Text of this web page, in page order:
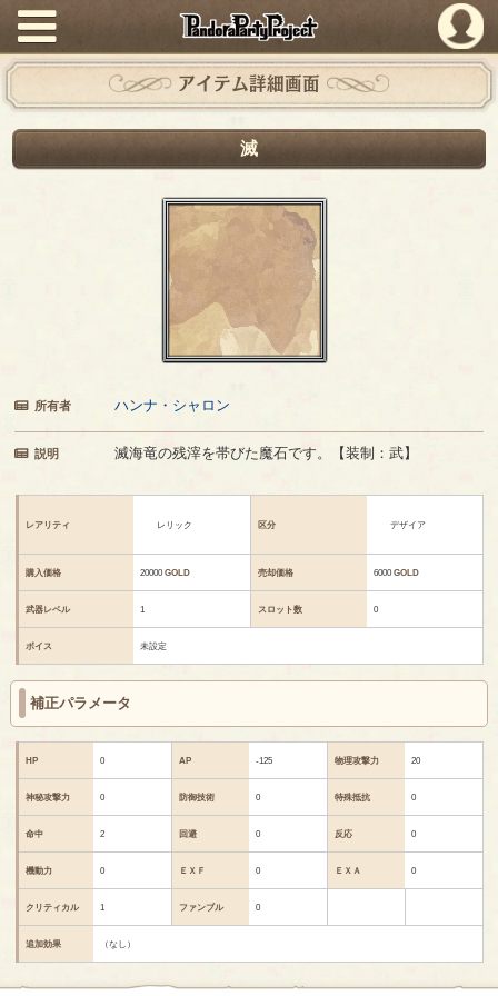
PandoraPartyProject
アイテム詳細画面
滅
所有者 ハンナ・シャロン
説明 滅海竜の残滓を帯びた魔石です。【装制：武】
レアリティ レリック 区分 デザイア
購入価格 20000GOLD 売却価格 6000GOLD
武器レベル 1 スロット数 0
ボイス 未設定
補正パラメータ
HP 0 AP -125 物理攻撃力 20
神秘攻撃力 0 防御技術 0 特殊抵抗 0
命中 2 回避 0 反応 0
機動力 0 ＥＸＦ 0 ＥＸＡ 0
クリティカル 1 ファンブル 0
追加効果 （なし）